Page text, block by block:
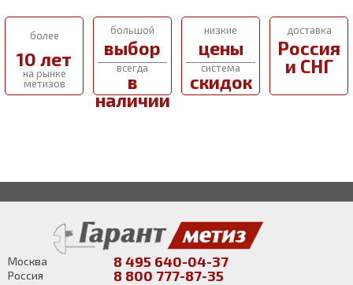
более
10 лет
на рынке
метизов
большой
выбор
всегда
в
наличии
низкие
цены
система
скидок
доставка
Россия
и СНГ
Москва 8 495 640-04-37
Россия 8 800 777-87-35